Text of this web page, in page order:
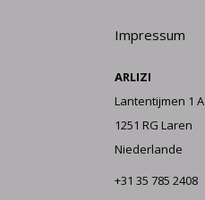
Impressum
ARLIZI
Lantentijmen 1 A
1251 RG Laren
Niederlande
+31 35 785 2408